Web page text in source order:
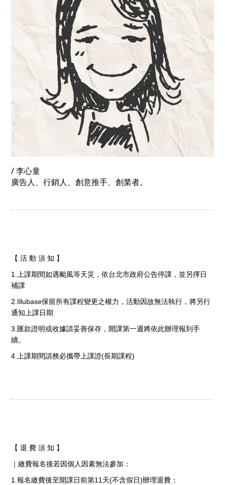
/ 李心童
廣告人、行銷人、創意推手、創業者。
【 活 動 須 知 】
1.上課期間如遇颱風等天災，依台北市政府公告停課，並另擇日
補課
2.Illubase保留所有課程變更之權力，活動因故無法執行，將另行
通知上課日期
3.匯款證明或收據請妥善保存，開課第一週將依此辦理報到手
續。
4.上課期間請務必攜帶上課證(長期課程)
【 退 費 須 知 】
｜繳費報名後若因個人因素無法參加：
1.報名繳費後至開課日前第11天(不含假日)辦理退費：